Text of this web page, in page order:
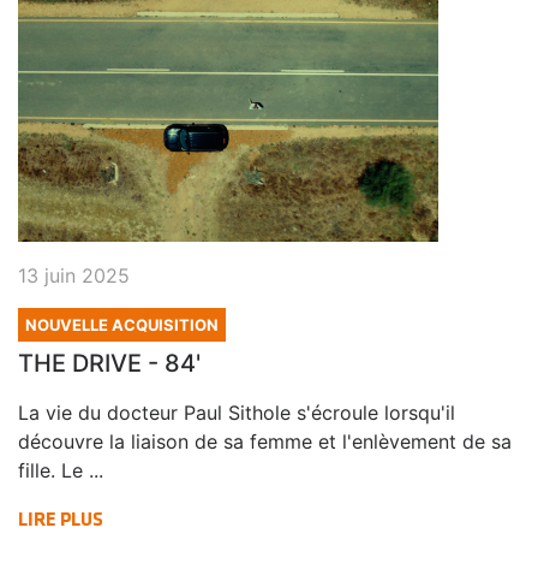
13 juin 2025
NOUVELLE ACQUISITION
THE DRIVE - 84'
La vie du docteur Paul Sithole s'écroule lorsqu'il
découvre la liaison de sa femme et l'enlèvement de sa
fille. Le ...
LIRE PLUS